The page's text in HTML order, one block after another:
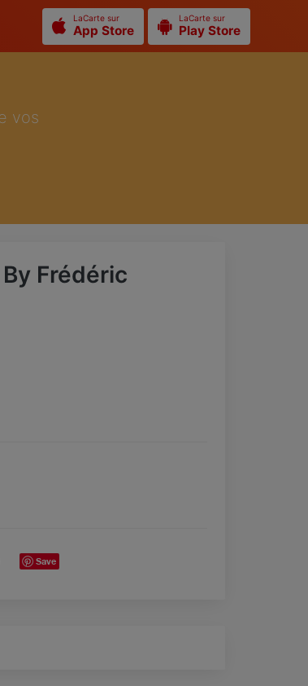
LaCarte sur
App Store
LaCarte sur
Play Store
vos
Frédéric
Save